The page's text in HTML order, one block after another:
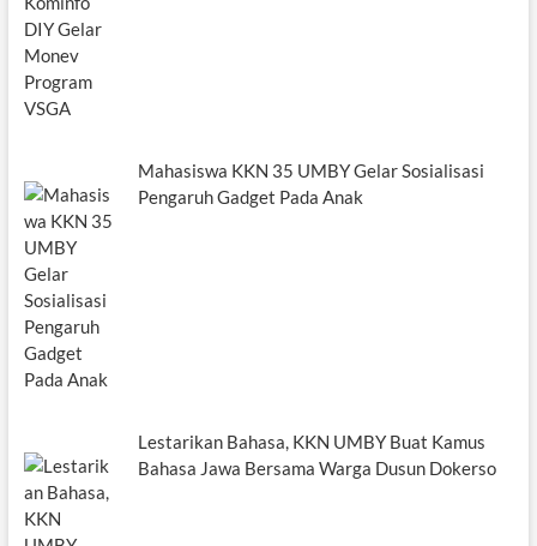
Mahasiswa KKN 35 UMBY Gelar Sosialisasi
Pengaruh Gadget Pada Anak
Lestarikan Bahasa, KKN UMBY Buat Kamus
Bahasa Jawa Bersama Warga Dusun Dokerso